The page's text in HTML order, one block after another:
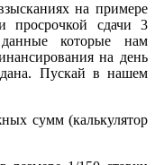
на примере
просрочкой сдачи 3
которые нам
на день
Пускай в нашем
сумм (калькулятор